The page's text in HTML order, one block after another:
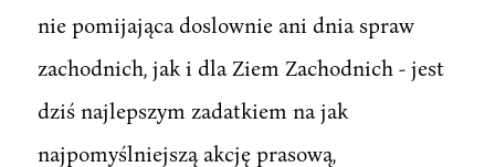
nie pomijająca doslownie ani dnia spraw
zachodnich, jak i dla Ziem Zachodnich - jest
dziś najlepszym zadatkiem na jak
najpomyślniejszą akcję prasową,